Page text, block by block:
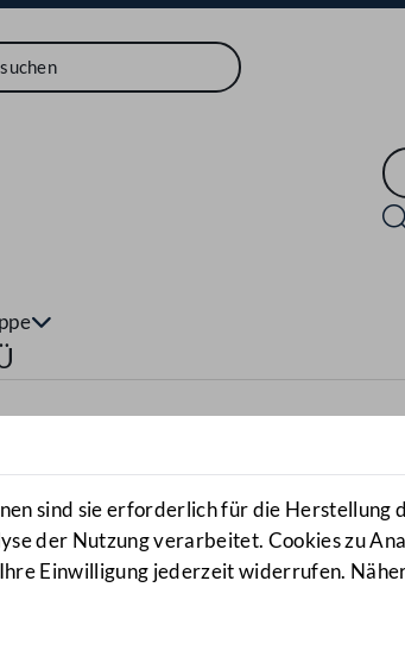
öffnen
sind sie erforderlich für die Herstellung
der Nutzung verarbeitet. Cookies zu
Einwilligung jederzeit widerrufen.